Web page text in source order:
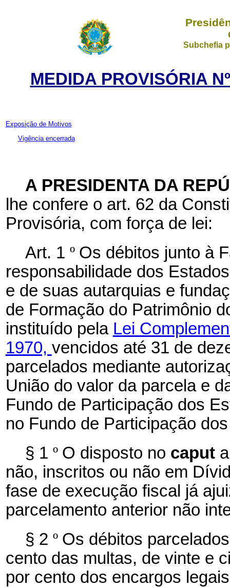
Subchefia
MEDIDA PROVISÓRIA
Exposição de Motivos
Vigência encerrada
A PRESIDENTA DA
lhe confere o art. 62 da
Provisória, com força de lei:
Art. 1 º Os débitos junto à
responsabilidade dos
e de suas autarquias e
de Formação do Patrimônio
instituído pela Lei
1970, vencidos até 31 de
parcelados mediante
União do valor da parcela e
Fundo de Participação dos
no Fundo de Participação
§ 1 º O disposto no caput
não, inscritos ou não em
fase de execução fiscal já
parcelamento anterior não
§ 2 º Os débitos
cento das multas, de vinte e
por cento dos encargos